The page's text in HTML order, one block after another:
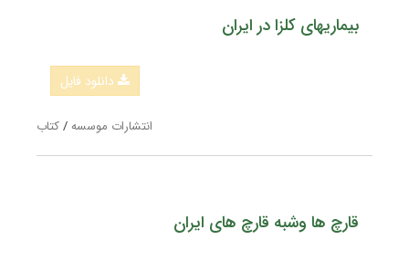
بیماریهای کلزا در ایران
دانلود فایل
انتشارات موسسه/کتاب
قارچ ها وشبه قارچ های ایران